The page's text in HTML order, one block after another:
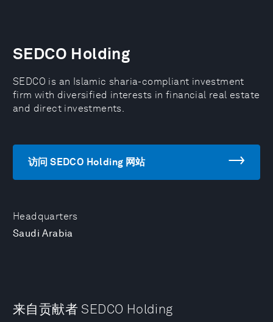
Headquarters
Saudi Arabia
SEDCO Holding
SEDCO is an Islamic sharia-compliant investment
firm with diversified interests in financial real estate
and direct investments.
访问 SEDCO Holding 网站
来自贡献者 SEDCO Holding